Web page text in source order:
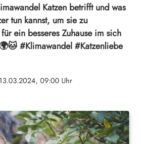
Katzen betrifft und was
tun kannst, um sie zu
ein besseres Zuhause im sich
#Klimawandel #Katzenliebe
13.03.2024, 09:00 Uhr